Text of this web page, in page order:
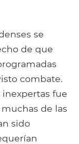
se
de que
combate.
fue
de las
sido